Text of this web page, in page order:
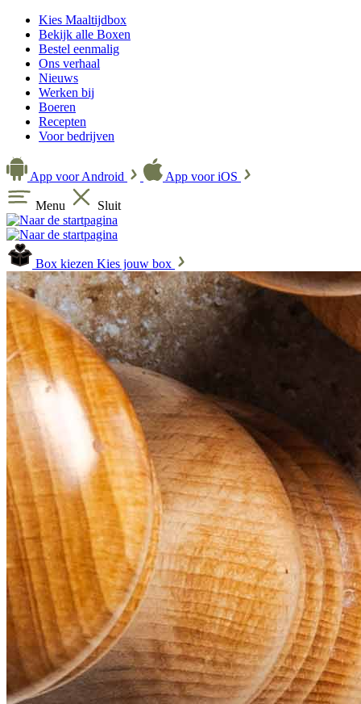
Kies Maaltijdbox
Bekijk alle Boxen
Bestel eenmalig
Ons verhaal
Nieuws
Werken bij
Boeren
Recepten
Voor bedrijven
App voor Android App voor iOS
Menu Sluit
Box kiezen Kies jouw box